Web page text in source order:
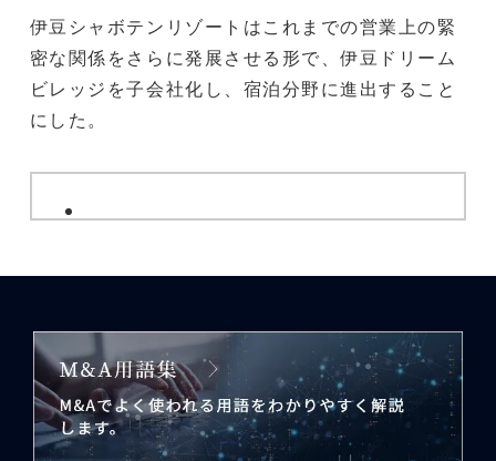
伊豆シャボテンリゾートはこれまでの営業上の緊
密な関係をさらに発展させる形で、伊豆ドリーム
ビレッジを子会社化し、宿泊分野に進出すること
にした。